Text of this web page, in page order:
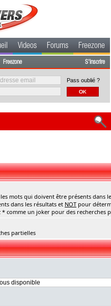
Videos Forums Freezone
Freezone S'inscrire
Pass oublié ?
mots qui doivent être présents dans
dans les résultats et NOT pour
* comme un joker pour des recherches
partielles